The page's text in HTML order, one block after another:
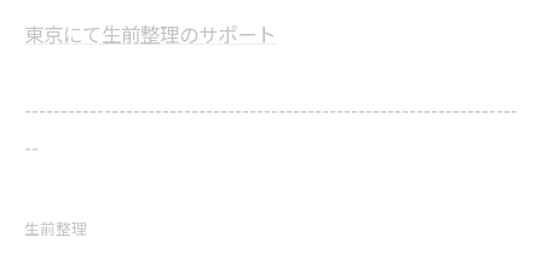
東京にて生前整理のサポート
--------------------------------------------------------------------
--
生前整理